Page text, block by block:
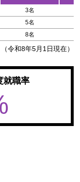
3名
5名
8名
（令和8年5月1日現在）
就職率